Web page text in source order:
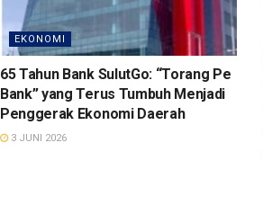
EKONOMI
65 Tahun Bank SulutGo: “Torang Pe
Bank” yang Terus Tumbuh Menjadi
Penggerak Ekonomi Daerah
3 JUNI 2026